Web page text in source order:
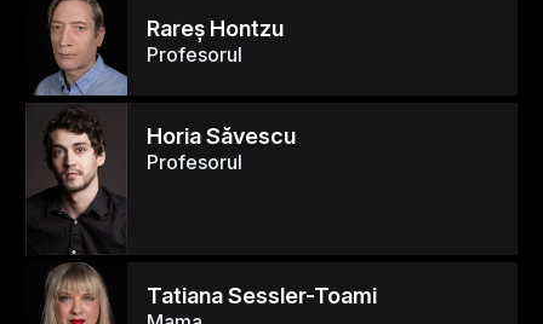
Rareş Hontzu
Profesorul
Horia Săvescu
Profesorul
Tatiana Sessler-Toami